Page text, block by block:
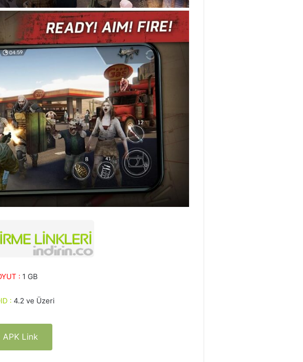
: 1 GB
: 4.2 ve Üzeri
APK Link